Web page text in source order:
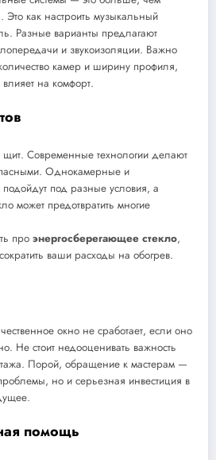
Это как настроить музыкальный
Разные варианты предлагают
и звукоизоляции. Важно
камер и ширину профиля,
на комфорт.
Современные технологии делают
Однокамерные и
под разные условия, а
может предотвратить многие
про энергосберегающее стекло,
ваши расходы на обогрев.
окно не сработает, если оно
Не стоит недооценивать важность
Порой, обращение к мастерам —
но и серьезная инвестиция в
помощь